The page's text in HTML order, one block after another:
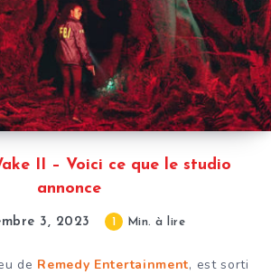
II – Voici ce que le studio
annonce
3, 2023 1 Min. à lire
de Remedy Entertainment, est sorti